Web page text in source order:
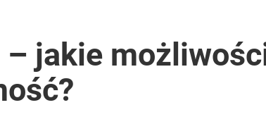
– jakie